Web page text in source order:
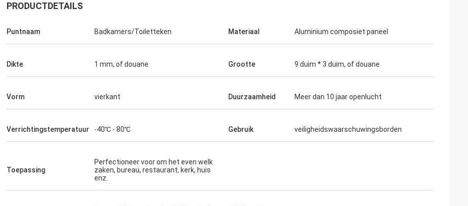
Perfect - het product is precies wat ik
nodig heb
uitstekende product en mensen aan het
werk met!
PRODUCTDETAILS
Puntnaam Badkamers/Toiletteken Materiaal Aluminium composiet paneel
Dikte 1 mm, of douane Grootte 9 duim * 3 duim, of douane
Vorm vierkant Duurzaamheid Meer dan 10 jaar openlucht
Verrichtingstemperatuur -40℃ - 80℃ Gebruik veiligheidswaarschuwingsborden
Toepassing
Perfectioneer voor om het even welk
zaken, bureau, restaurant, kerk, huis
enz.